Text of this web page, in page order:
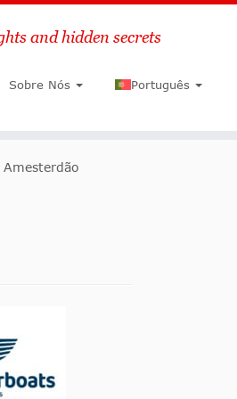
and hidden secrets
Sobre Nós Português